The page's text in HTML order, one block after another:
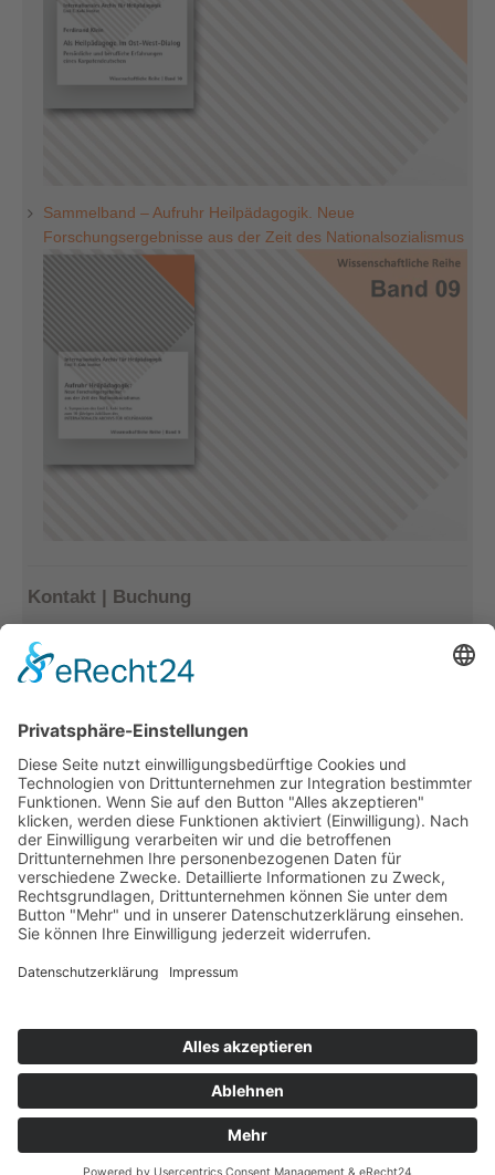
Sammelband – Aufruhr Heilpädagogik. Neue
Forschungsergebnisse aus der Zeit des Nationalsozialismus
Kontakt | Buchung
Tel.: 033477–548940
info@archiv-heilpaedagogik.de
Kommende Veranstaltungen
INTERNATIONALES ARCHIV
FÜR HEILPÄDAGOGIK
Emil E. Kobi Institut
Platz der Jugend 4
info@archiv-heilpaedagogik.de
Öffnungszeiten:
von 10:00 – 16:00 Uhr